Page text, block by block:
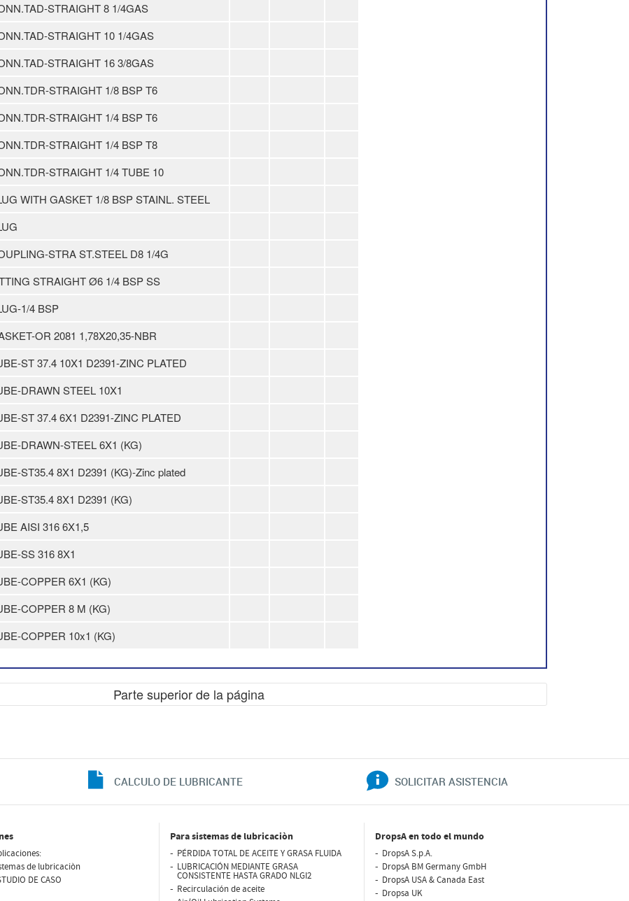
STRAIGHT 8 1/4GAS
STRAIGHT 10 1/4GAS
STRAIGHT 16 3/8GAS
STRAIGHT 1/8 BSP T6
STRAIGHT 1/4 BSP T6
STRAIGHT 1/4 BSP T8
STRAIGHT 1/4 TUBE 10
WITH GASKET 1/8 BSP STAINL. STEEL
STRA ST.STEEL D8 1/4G
STRAIGHT Ø6 1/4 BSP SS
1/4 BSP
OR 2081 1,78X20,35-NBR
ST 37.4 10X1 D2391-ZINC PLATED
DRAWN STEEL 10X1
ST 37.4 6X1 D2391-ZINC PLATED
DRAWN-STEEL 6X1 (KG)
ST35.4 8X1 D2391 (KG)-Zinc plated
ST35.4 8X1 D2391 (KG)
AISI 316 6X1,5
SS 316 8X1
COPPER 6X1 (KG)
COPPER 8 M (KG)
COPPER 10x1 (KG)
Parte superior de la página
CALCULO DE LUBRICANTE SOLICITAR ASISTENCIA
de lubricaciòn
DE CASO
Para sistemas de lubricaciòn
PÉRDIDA TOTAL DE ACEITE Y GRASA FLUIDA
LUBRICACIÓN MEDIANTE GRASA
CONSISTENTE HASTA GRADO NLGI2
Recirculación de aceite
DropsA en todo el mundo
DropsA S.p.A.
DropsA BM Germany GmbH
DropsA USA & Canada East
Dropsa UK